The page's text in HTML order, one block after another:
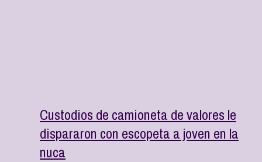
Custodios de camioneta de valores le
dispararon con escopeta a joven en la
nuca